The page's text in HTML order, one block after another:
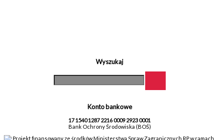
Wyszukaj
Konto bankowe
17 1540 1287 2216 0009 2923 0001
Bank Ochrony Środowiska (BOŚ)
Projekt finansowany ze środków Ministerstwa Spraw Zagranicznych RP w ramach